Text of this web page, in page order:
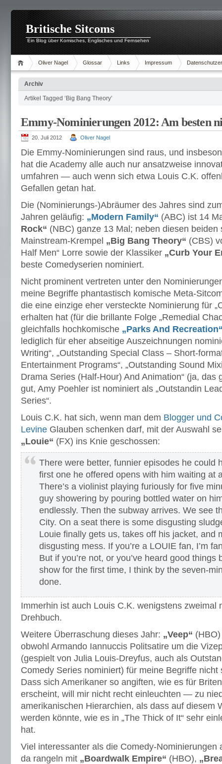
Britische Sitcoms
Ein Blog über Komisches, Englisches und Fernsehen
Oliver Nagel Glossar Links Impressum
Archiv
Artikel Tagged ‘Big Bang Theory’
Emmy-Nominierungen 2012: Am besten
20. Juli 2012 Oliver Nagel
Die Emmy-Nominierungen sind raus, und
hat die Academy alle auch nur ansatzweise
umfahren — auch wenn sich etwa Louis C.K.
Gefallen getan hat.
Die (Nominierungs-)Abräumer des Jahres sind
Jahren geläufig: „Modern Family“ (ABC) ist 14
Rock“ (NBC) ganze 13 Mal; neben diesen beiden
Mainstream-Krempel „Big Bang Theory“ (CBS)
Half Men“ Lorre sowie der Klassiker „Curb Your
beste Comedyserien nominiert.
Nicht prominent vertreten unter den
meine Begriffe phantastisch komische Meta-
die eine einzige eher versteckte Nominierung für
erhalten hat (für die brillante Folge „Remedial
gleichfalls hochkomische „Parks And
lediglich für eher abseitige Auszeichnungen
Writing“, „Outstanding Special Class – Short-
Entertainment Programs“, „Outstanding Sound
Drama Series (Half-Hour) And Animation“ (ja, das
gut, Amy Poehler ist nominiert als „Outstandin
Series“.
Louis C.K. hat sich, wenn man dem Blogger und
Levine Glauben schenken darf, mit der Auswahl
„Louie“ (FX) ins Knie geschossen:
There were better, funnier episodes he could
first one he offered opens with him waiting at
There’s a violinist playing furiously for five
guy showering by pouring bottled water on
endlessly. Then the subway arrives. We see
City. On a seat there is some disgusting
Louie finally gets us, takes off his jacket, and
disgusting mess. If you’re a LOUIE fan, I’m
But if you’re not, or you’ve heard good things
show for the first time, I think by the seven-
done.
Immerhin ist auch Louis C.K. wenigstens zweimal
Drehbuch.
Weitere Überraschung dieses Jahr: „Veep“
obwohl Armando Iannuccis Politsatire um die
(gespielt von Julia Louis-Dreyfus, auch als
Comedy Series nominiert) für meine Begriffe
Dass sich Amerikaner so angiften, wie es für
erscheint, will mir nicht recht einleuchten — zu
amerikanischen Hierarchien, als dass auf diesem
werden könnte, wie es in „The Thick of It“ sehr
hat.
Viel interessanter als die Comedy-Nominierungen
da rangeln mit „Boardwalk Empire“ (HBO),